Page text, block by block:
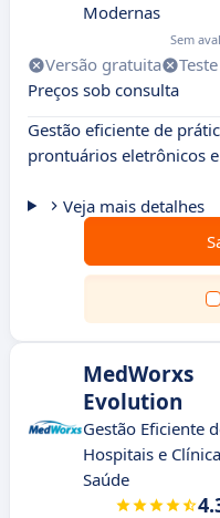
Modernas
Sem
Versão gratuita
Preços sob consulta
Gestão eficiente de
prontuários eletrônicos
Veja mais detalhes
MedWorxs
Evolution
Gestão Eficiente
Hospitais e
Saúde